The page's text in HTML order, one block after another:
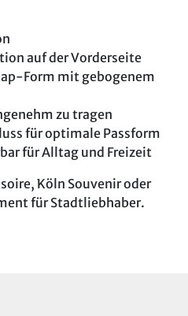
auf der Vorderseite
Form mit gebogenem
zu tragen
für optimale Passform
für Alltag und Freizeit
Köln Souvenir oder
für Stadtliebhaber.